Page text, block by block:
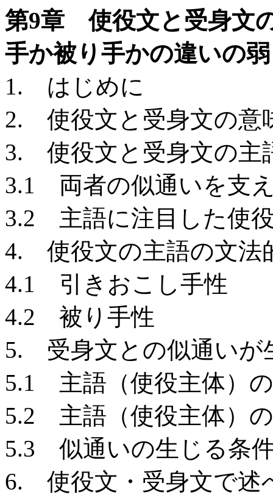
第9章 使役文と受身文
手か被り手かの違いの
1. はじめに
2. 使役文と受身文の意
3. 使役文と受身文の主
3.1 両者の似通いを支
3.2 主語に注目した使
4. 使役文の主語の文法
4.1 引きおこし手性
4.2 被り手性
5. 受身文との似通いが
5.1 主語（使役主体）
5.2 主語（使役主体）
5.3 似通いの生じる条
6. 使役文・受身文で述